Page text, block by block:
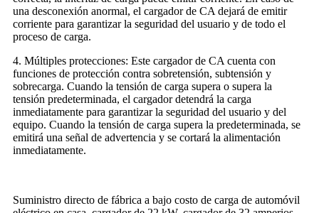
una desconexión anormal, el cargador de CA dejará de emitir
corriente para garantizar la seguridad del usuario y de todo el
proceso de carga.
4. Múltiples protecciones: Este cargador de CA cuenta con
funciones de protección contra sobretensión, subtensión y
sobrecarga. Cuando la tensión de carga supera o supera la
tensión predeterminada, el cargador detendrá la carga
inmediatamente para garantizar la seguridad del usuario y del
equipo. Cuando la tensión de carga supera la predeterminada, se
emitirá una señal de advertencia y se cortará la alimentación
inmediatamente.
Suministro directo de fábrica a bajo costo de carga de automóvil